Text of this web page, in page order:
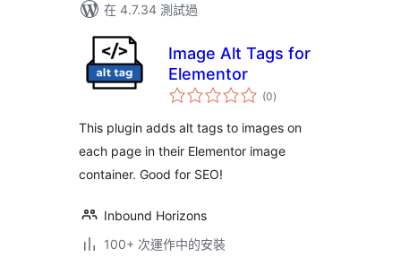
在 4.7.34 測試過
Image Alt Tags for
Elementor
(0總
評)
This plugin adds alt tags to images on
each page in their Elementor image
container. Good for SEO!
Inbound Horizons
100+ 次運作中的安裝